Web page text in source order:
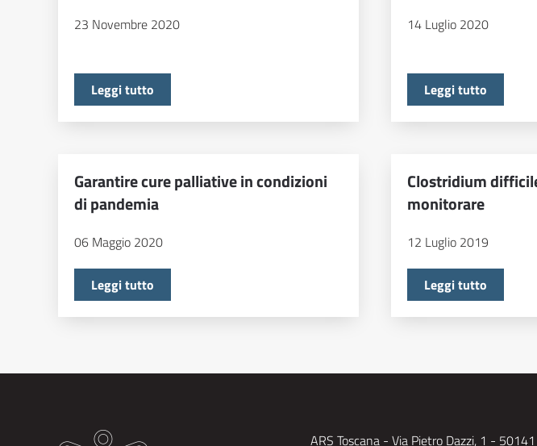
23 Novembre 2020
Leggi tutto
14 Luglio 2020
Leggi tutto
Garantire cure palliative in condizioni
di pandemia
06 Maggio 2020
Leggi tutto
Clostridium
monitorare
12 Luglio 2019
Leggi tutto
ARS Toscana - Via Pietro Dazzi, 1 - 50141